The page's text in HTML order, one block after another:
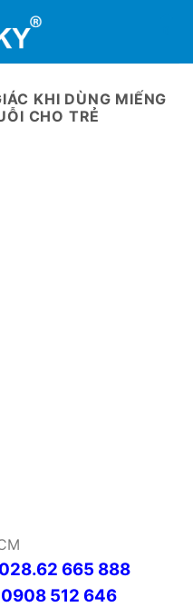
KHI DÙNG MIẾNG
CHO TRẺ
665 888
512 646